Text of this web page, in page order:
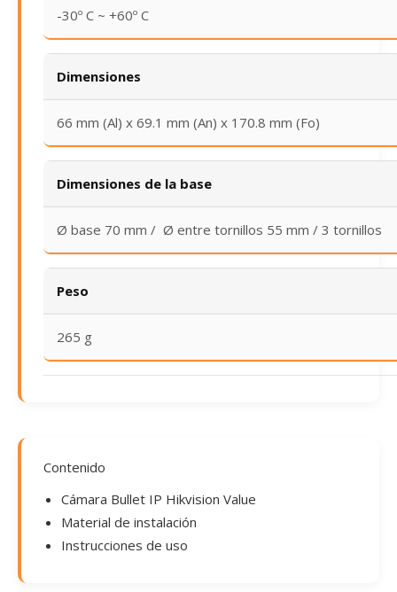
-30º C ~ +60º C
Dimensiones
66 mm (Al) x 69.1 mm (An) x 170.8 mm (Fo)
Dimensiones de la base
Ø base 70 mm / Ø entre tornillos 55 mm / 3 tornillos
Peso
265 g
Contenido
Cámara Bullet IP Hikvision Value
Material de instalación
Instrucciones de uso